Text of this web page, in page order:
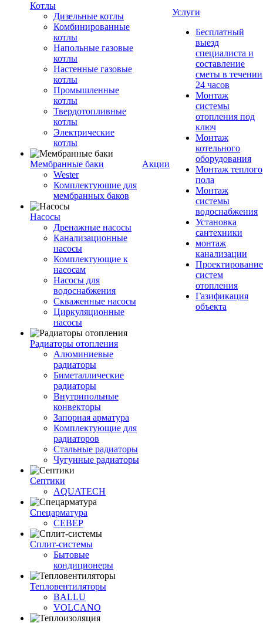
Котлы
Дизельные котлы
Комбинированные
котлы
Напольные газовые
котлы
Настенные газовые
котлы
Промышленные
котлы
Твердотопливные
котлы
Электрические
котлы
Мембранные баки
Wester
Комплектуюшие для
мембранных баков
Насосы
Дренажные насосы
Канализационные
насосы
Комплектующие к
насосам
Насосы для
водоснабжения
Скваженные насосы
Циркуляционные
насосы
Радиаторы отопления
Алюминиевые
радиаторы
Биметаллические
радиаторы
Внутрипольные
конвекторы
Запорная арматура
Комплектующие для
радиаторов
Стальные радиаторы
Чугунные радиаторы
Септики
AQUATECH
Спецарматура
СЕВЕР
Сплит-системы
Бытовые
кондиционеры
Тепловентиляторы
BALLU
VOLCANO
Акции
Услуги
Бесплатный
выезд
специалиста и
составление
сметы в течении
24 часов
Монтаж
системы
отопления под
ключ
Монтаж
котельного
оборудования
Монтаж теплого
пола
Монтаж
системы
водоснабжения
Установка
сантехники
монтаж
канализации
Проектирование
систем
отопления
Газификация
объекта